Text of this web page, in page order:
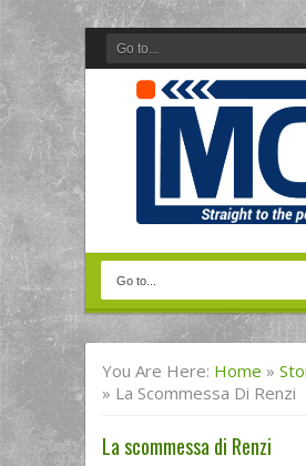
You Are Here: Home »
» La Scommessa Di Renzi
La scommessa di Renzi